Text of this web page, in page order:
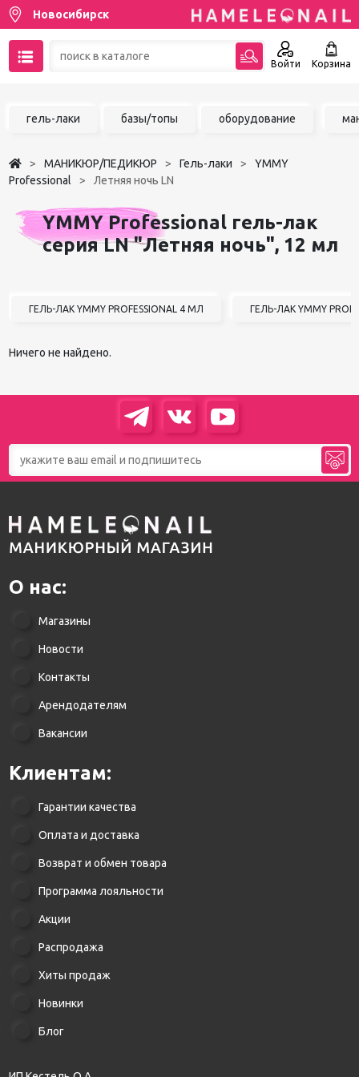
Новосибирск
Войти Корзина
Чат в MAX
Акции
Избранное
гель-лаки базы/топы оборудование
МАНИКЮР/ПЕДИКЮР Гель-лаки
YMMY
Professional
Летняя ночь LN
YMMY Professional гель-лак
серия LN "Летняя ночь", 12 мл
ГЕЛЬ-ЛАК YMMY PROFESSIONAL 4 МЛ ГЕЛЬ-ЛАК YMMY
Ничего не найдено.
О нас:
Магазины
Новости
Контакты
Арендодателям
Вакансии
Клиентам:
Гарантии качества
Оплата и доставка
Возврат и обмен товара
Программа лояльности
Акции
Распродажа
Хиты продаж
Новинки
Блог